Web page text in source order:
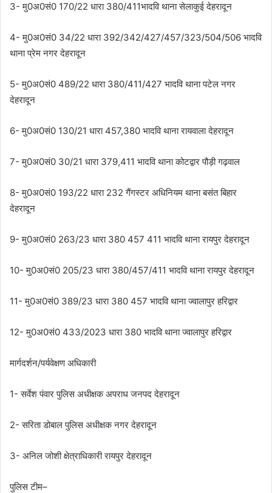
3- मु0अ0सं0 170/22 धारा 380/411भादवि थाना सेलाकुई देहरादून
4- मु0अ0सं0 34/22 धारा 392/342/427/457/323/504/506 भादवि
थाना प्रेम नगर देहरादून
5- मु0अ0सं0 489/22 धारा 380/411/427 भादवि थाना पटेल नगर
देहरादून
6- मु0अ0सं0 130/21 धारा 457,380 भादवि थाना रायवाला देहरादून
7- मु0अ0सं0 30/21 धारा 379,411 भादवि थाना कोटद्वार पौड़ी गढ़वाल
8- मु0अ0सं0 193/22 धारा 232 गैंगस्टर अधिनियम थाना बसंत बिहार
देहरादून
9- मु0अ0सं0 263/23 धारा 380 457 411 भादवि थाना रायपुर देहरादून
10- मु0अ0सं0 205/23 धारा 380/457/411 भादवि थाना रायपुर देहरादून
11- मु0अ0सं0 389/23 धारा 380 457 भादवि थाना ज्वालापुर हरिद्वार
12- मु0अ0सं0 433/2023 धारा 380 भादवि थाना ज्वालापुर हरिद्वार
मार्गदर्शन/पर्यवेक्षण अधिकारी
1- सर्वेश पंवार पुलिस अधीक्षक अपराध जनपद देहरादून
2- सरिता डोबाल पुलिस अधीक्षक नगर देहरादून
3- अनिल जोशी क्षेत्राधिकारी रायपुर देहरादून
पुलिस टीम–